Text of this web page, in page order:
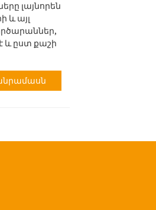
լայնորեն
և այլ
և ըստ քաշի